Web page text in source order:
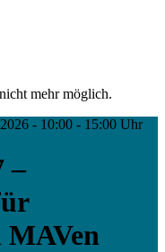
mehr möglich.
- 10:00 - 15:00 Uhr
–